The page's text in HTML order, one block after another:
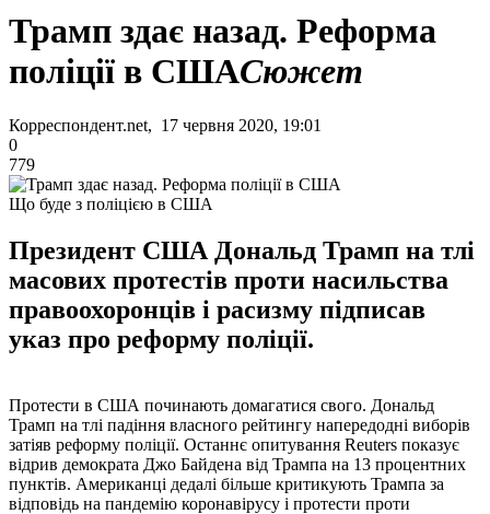
Трамп здає назад. Реформа
поліції в СШАСюжет
Корреспондент.net, 17 червня 2020, 19:01
0
779
Що буде з поліцією в США
Президент США Дональд Трамп на тлі
масових протестів проти насильства
правоохоронців і расизму підписав
указ про реформу поліції.
Протести в США починають домагатися свого. Дональд
Трамп на тлі падіння власного рейтингу напередодні виборів
затіяв реформу поліції. Останнє опитування Reuters показує
відрив демократа Джо Байдена від Трампа на 13 процентних
пунктів. Американці дедалі більше критикують Трампа за
відповідь на пандемію коронавірусу і протести проти